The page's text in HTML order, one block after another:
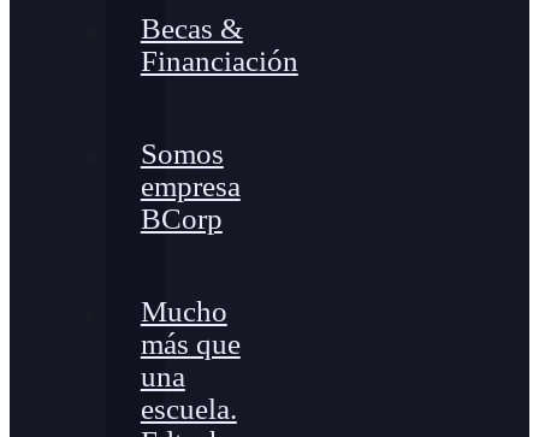
Becas &
Financiación
Somos
empresa
BCorp
Mucho
más que
una
escuela.